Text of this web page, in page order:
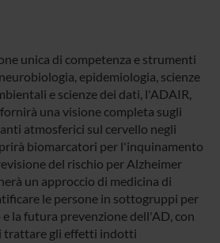
unica di competenza e strumenti
epidemiologia, scienze
e scienze dei dati, l'ADAIR,
una visione completa sugli
atmosferici sul cervello negli
biomarcatori per l'inquinamento
del rischio per Alzheimer
un approccio di medicina di
le persone in sottogruppi per
la futura prevenzione dell'AD, con
trattare gli effetti indotti